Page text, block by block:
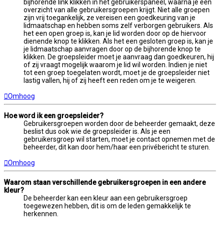
bijhorende link klikken in het gebruikerspaneel, waarna je een
overzicht van alle gebruikersgroepen krijgt. Niet alle groepen
zijn vrij toegankelijk, ze vereisen een goedkeuring van je
lidmaatschap en hebben soms zelf verborgen gebruikers. Als
het een open groep is, kan je lid worden door op de hiervoor
dienende knop te klikken. Als het een gesloten groep is, kan je
je lidmaatschap aanvragen door op de bijhorende knop te
klikken. De groepsleider moet je aanvraag dan goedkeuren, hij
of zij vraagt mogelijk waarom je lid wil worden. Indien je niet
tot een groep toegelaten wordt, moet je de groepsleider niet
lastig vallen, hij of zij heeft een reden om je te weigeren.
Omhoog
Hoe word ik een groepsleider?
Gebruikersgroepen worden door de beheerder gemaakt, deze
beslist dus ook wie de groepsleider is. Als je een
gebruikersgroep wil starten, moet je contact opnemen met de
beheerder, dit kan door hem/haar een privébericht te sturen.
Omhoog
Waarom staan verschillende gebruikersgroepen in een andere
kleur?
De beheerder kan een kleur aan een gebruikersgroep
toegewezen hebben, dit is om de leden gemakkelijk te
herkennen.